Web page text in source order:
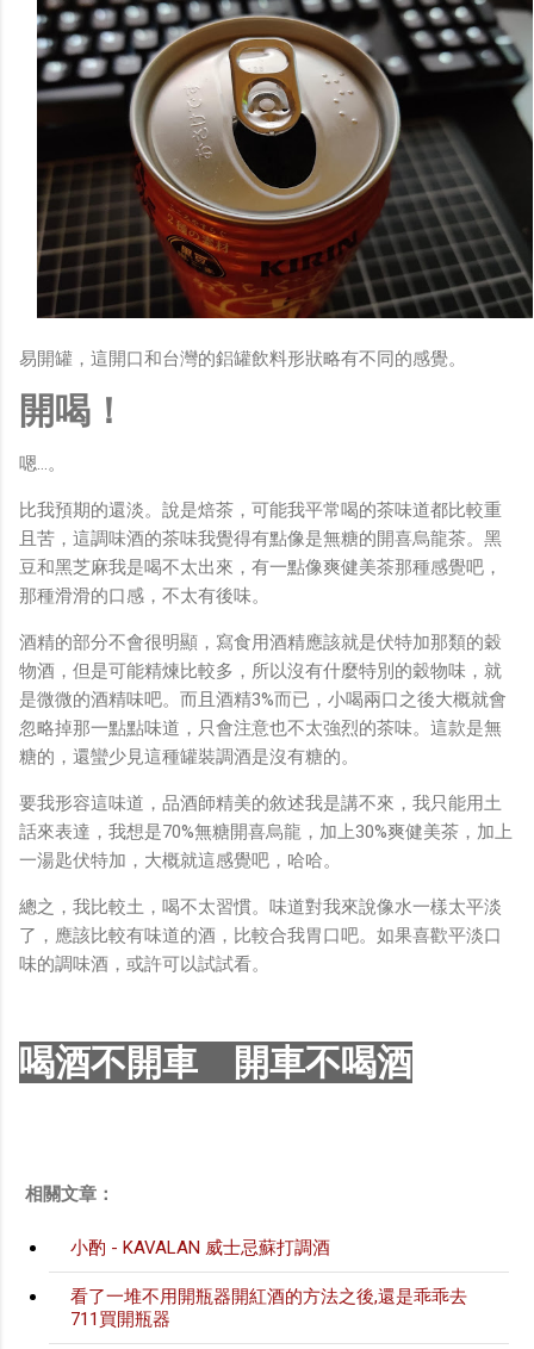
易開罐，這開口和台灣的鋁罐飲料形狀略有不同的感覺。
開喝！
嗯…。
比我預期的還淡。說是焙茶，可能我平常喝的茶味道都比較重
且苦，這調味酒的茶味我覺得有點像是無糖的開喜烏龍茶。黑
豆和黑芝麻我是喝不太出來，有一點像爽健美茶那種感覺吧，
那種滑滑的口感，不太有後味。
酒精的部分不會很明顯，寫食用酒精應該就是伏特加那類的穀
物酒，但是可能精煉比較多，所以沒有什麼特別的穀物味，就
是微微的酒精味吧。而且酒精3%而已，小喝兩口之後大概就會
忽略掉那一點點味道，只會注意也不太強烈的茶味。這款是無
糖的，還蠻少見這種罐裝調酒是沒有糖的。
要我形容這味道，品酒師精美的敘述我是講不來，我只能用土
話來表達，我想是70%無糖開喜烏龍，加上30%爽健美茶，加上
一湯匙伏特加，大概就這感覺吧，哈哈。
總之，我比較土，喝不太習慣。味道對我來說像水一樣太平淡
了，應該比較有味道的酒，比較合我胃口吧。如果喜歡平淡口
味的調味酒，或許可以試試看。
喝酒不開車 開車不喝酒
相關文章：
小酌 - KAVALAN 威士忌蘇打調酒
看了一堆不用開瓶器開紅酒的方法之後,還是乖乖去
711買開瓶器